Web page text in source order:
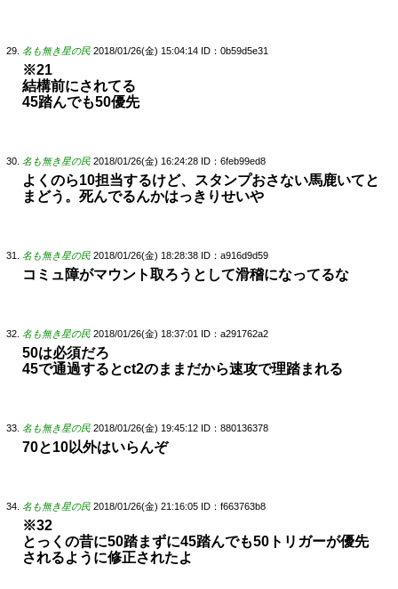
名も無き星の民 2018/01/26(金) 15:04:14 ID：0b59d5e31
※21
結構前にされてる
45踏んでも50優先
名も無き星の民 2018/01/26(金) 16:24:28 ID：6feb99ed8
よくのら10担当するけど、スタンプおさない馬鹿いてと
まどう。死んでるんかはっきりせいや
名も無き星の民 2018/01/26(金) 18:28:38 ID：a916d9d59
コミュ障がマウント取ろうとして滑稽になってるな
名も無き星の民 2018/01/26(金) 18:37:01 ID：a291762a2
50は必須だろ
45で通過するとct2のままだから速攻で理踏まれる
名も無き星の民 2018/01/26(金) 19:45:12 ID：880136378
70と10以外はいらんぞ
名も無き星の民 2018/01/26(金) 21:16:05 ID：f663763b8
※32
とっくの昔に50踏まずに45踏んでも50トリガーが優先
されるように修正されたよ